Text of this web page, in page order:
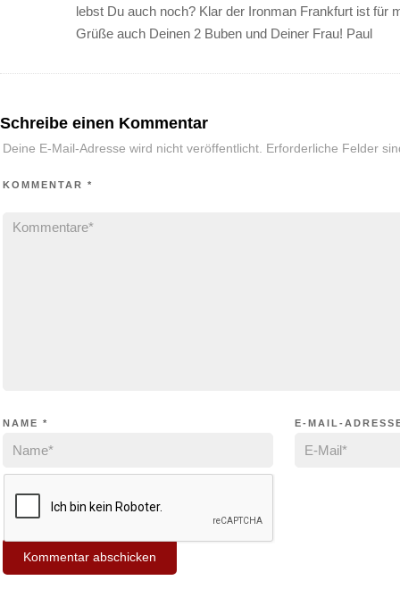
lebst Du auch noch? Klar der Ironman Frankfurt ist für
Grüße auch Deinen 2 Buben und Deiner Frau! Paul
Schreibe einen Kommentar
Deine E-Mail-Adresse wird nicht veröffentlicht. Erforderliche Felder
KOMMENTAR *
NAME * E-MAIL-